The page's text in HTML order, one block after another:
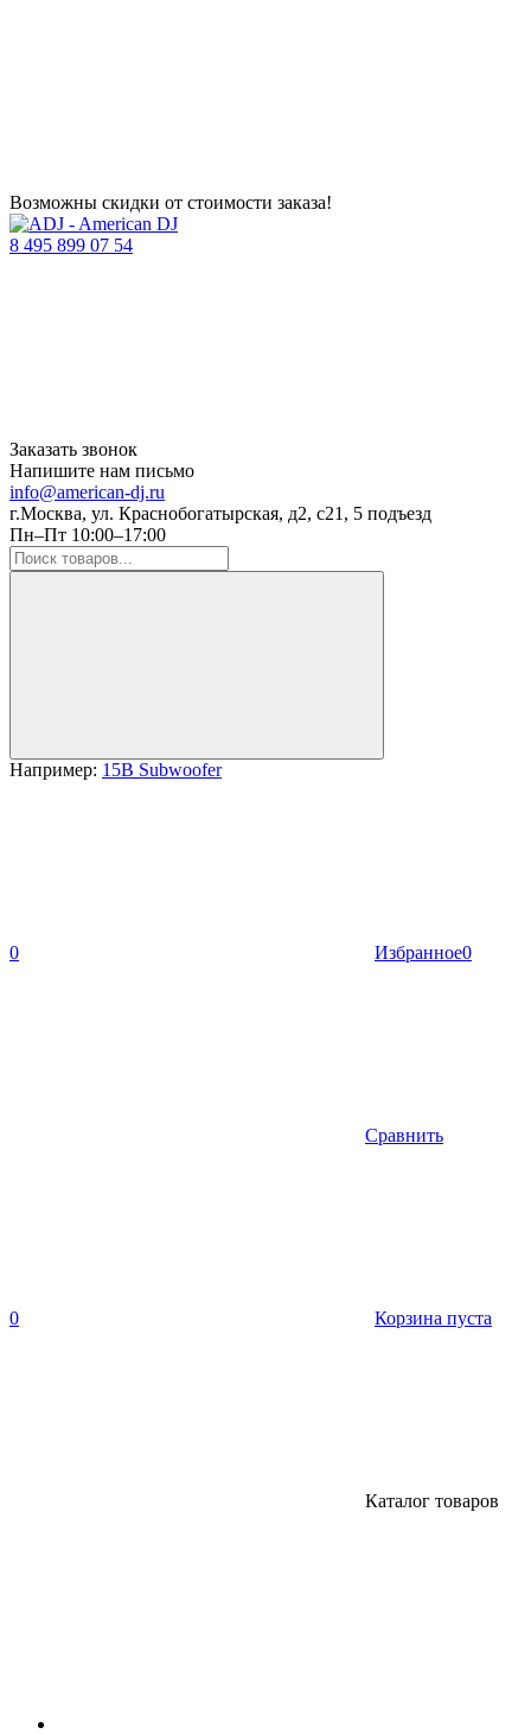
Возможны скидки от стоимости заказа!
8 495 899 07 54
Заказать звонок
Напишите нам письмо
info@american-dj.ru
г.Москва, ул. Краснобогатырская, д2, с21, 5 подъезд
Пн–Пт 10:00–17:00
Например: 15B Subwoofer
0 Избранное0
Сравнить
0 Корзина пуста
Каталог товаров